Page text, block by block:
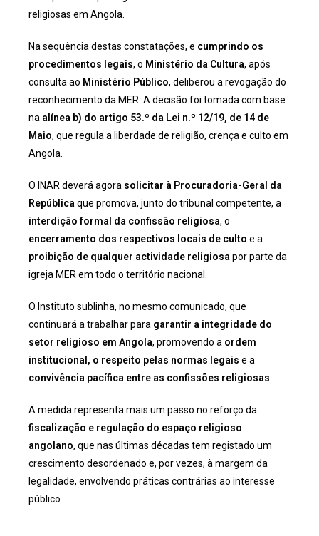
religiosas em Angola.
Na sequência destas constatações, e cumprindo os
procedimentos legais, o Ministério da Cultura, após
consulta ao Ministério Público, deliberou a revogação do
reconhecimento da MER. A decisão foi tomada com base
na alínea b) do artigo 53.º da Lei n.º 12/19, de 14 de
Maio, que regula a liberdade de religião, crença e culto em
Angola.
O INAR deverá agora solicitar à Procuradoria-Geral da
República que promova, junto do tribunal competente, a
interdição formal da confissão religiosa, o
encerramento dos respectivos locais de culto e a
proibição de qualquer actividade religiosa por parte da
igreja MER em todo o território nacional.
O Instituto sublinha, no mesmo comunicado, que
continuará a trabalhar para garantir a integridade do
setor religioso em Angola, promovendo a ordem
institucional, o respeito pelas normas legais e a
convivência pacífica entre as confissões religiosas
A medida representa mais um passo no reforço da
fiscalização e regulação do espaço religioso
angolano, que nas últimas décadas tem registado um
crescimento desordenado e, por vezes, à margem da
legalidade, envolvendo práticas contrárias ao interesse
público.